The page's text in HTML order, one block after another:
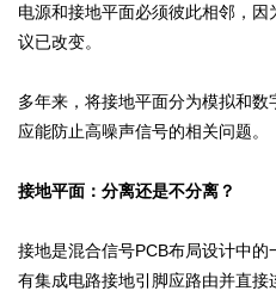
电源和接地平面必须彼此相邻，
议已改变。
多年来，将接地平面分为模拟和
应能防止高噪声信号的相关问题。
接地平面：分离还是不分离？
接地是混合信号PCB布局设计中
有集成电路接地引脚应路由并直